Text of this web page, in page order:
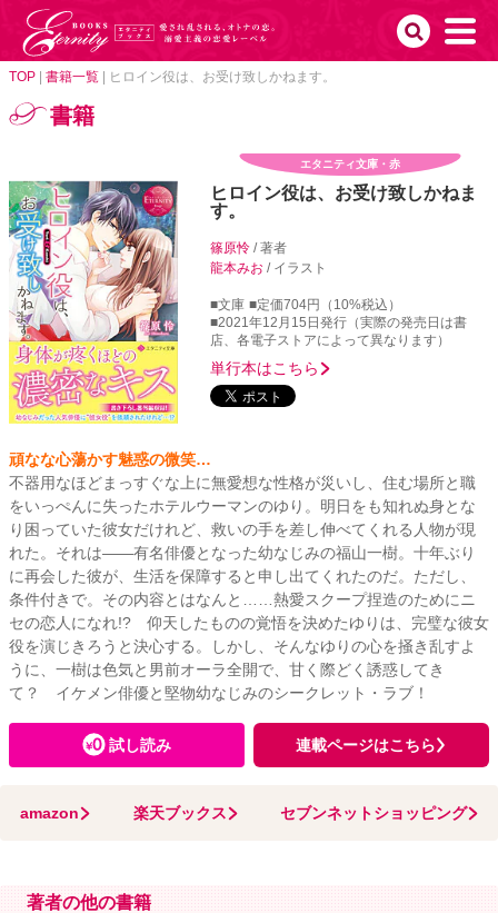
TOP 書籍一覧 ヒロイン役は、お受け致しかねます。
書籍
エタニティ文庫・赤
ヒロイン役は、お受け致しかねま
す。
篠原怜/ 著者
龍本みお / イラスト
■文庫 ■定価704円（10%税込）
■2021年12月15日発行（実際の発売日は書
店、各電子ストアによって異なります）
単行本はこちら
頑なな心蕩かす魅惑の微笑…
不器用なほどまっすぐな上に無愛想な性格が災いし、住む場所と職
をいっぺんに失ったホテルウーマンのゆり。明日をも知れぬ身とな
り困っていた彼女だけれど、救いの手を差し伸べてくれる人物が現
れた。それは――有名俳優となった幼なじみの福山一樹。十年ぶり
に再会した彼が、生活を保障すると申し出てくれたのだ。ただし、
条件付きで。その内容とはなんと……熱愛スクープ捏造のためにニ
セの恋人になれ!? 仰天したものの覚悟を決めたゆりは、完璧な彼女
役を演じきろうと決心する。しかし、そんなゆりの心を掻き乱すよ
うに、一樹は色気と男前オーラ全開で、甘く際どく誘惑してき
て？ イケメン俳優と堅物幼なじみのシークレット・ラブ！
試し読み 連載ページはこちら
amazon 楽天ブックス セブンネットショッピング
著者の他の書籍